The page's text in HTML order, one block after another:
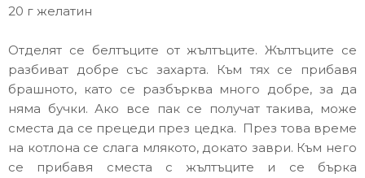
20 г желатин
Отделят се белтъците от жълтъците. Жълтъците се
разбиват добре със захарта. Към тях се прибавя
брашното, като се разбърква много добре, за да
няма бучки. Ако все пак се получат такива, може
сместа да се прецеди през цедка. През това време
на котлона се слага млякото, докато заври. Към него
се прибавя сместа с жълтъците и се бърка